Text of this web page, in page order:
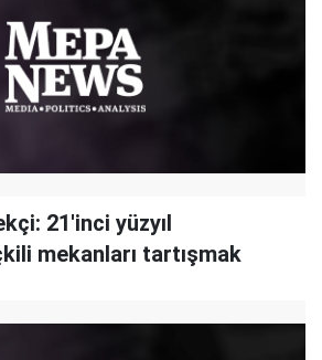
21'inci yüzyıl
mekanları tartışmak